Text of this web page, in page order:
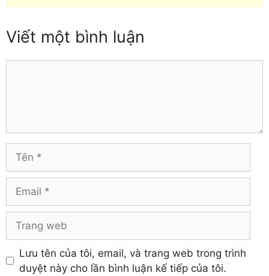
Hưng Yên
Yên Bái
mục
Viết một bình luận
web
Lưu tên của tôi, email, và trang web trong trình
duyệt này cho lần bình luận kế tiếp của tôi.